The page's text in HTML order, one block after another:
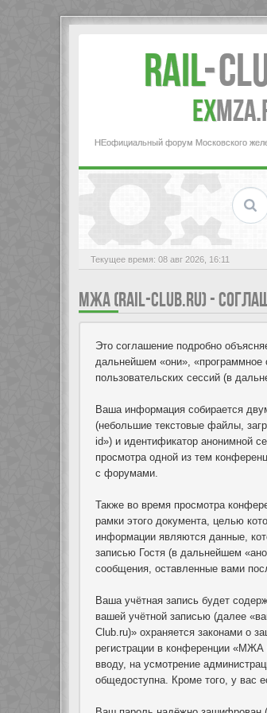
Rail-
ex
НЕофициальный форум Московского
Текущее время: 08 авг 2026, 16:11
МЖА (RAIL-CLUB.RU) -
Это соглашение подробно
дальнейшем «они», «программное
пользовательских сессий (в
Ваша информация собирается
(небольшие текстовые файлы,
id») и идентификатор анонимной
просмотра одной из тем
с форумами.
Также во время просмотра
рамки этого документа, целью
информации являются данные,
записью Гостя (в дальнейшем
сообщения, оставленные вами
Ваша учётная запись будет
вашей учётной записью (далее
Club.ru)» охраняется законами о
регистрации в конференции «МЖА
вводу, на усмотрение
общедоступна. Кроме того, у вас